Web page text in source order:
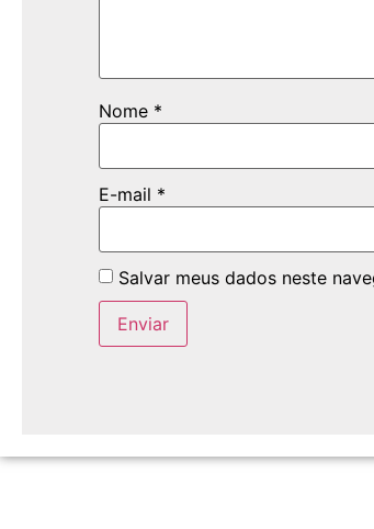
Nome *
E-mail *
Salvar meus dados neste